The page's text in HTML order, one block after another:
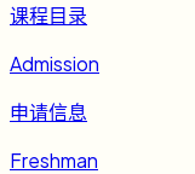
课程目录
Admission
申请信息
Freshman